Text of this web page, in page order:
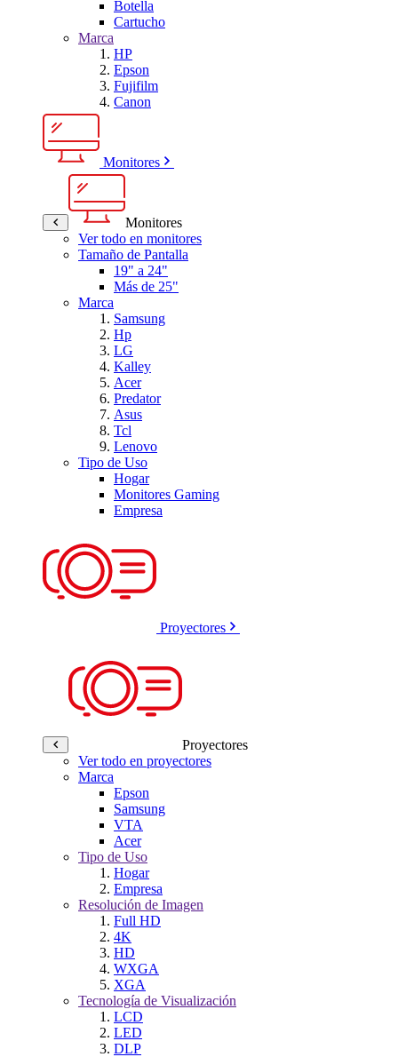
Botella
Cartucho
Marca
HP
Epson
Fujifilm
Canon
Monitores
Monitores
Ver todo en monitores
Tamaño de Pantalla
19" a 24"
Más de 25"
Marca
Samsung
Hp
LG
Kalley
Acer
Predator
Asus
Tcl
Lenovo
Tipo de Uso
Hogar
Monitores Gaming
Empresa
Proyectores
Proyectores
Ver todo en proyectores
Marca
Epson
Samsung
VTA
Acer
Tipo de Uso
Hogar
Empresa
Resolución de Imagen
Full HD
4K
HD
WXGA
XGA
Tecnología de Visualización
LCD
LED
DLP